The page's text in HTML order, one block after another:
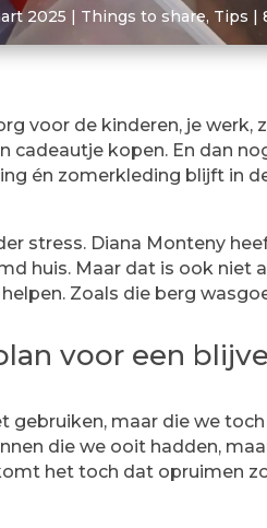
2025 | Things to share, Tips |
voor de kinderen, je
kopen. En dan
én zomerkleding blijft in
stress. Diana Monteny
huis. Maar dat is ook niet
Zoals die berg
voor een
maar die we
die we ooit hadden,
het toch dat opruimen